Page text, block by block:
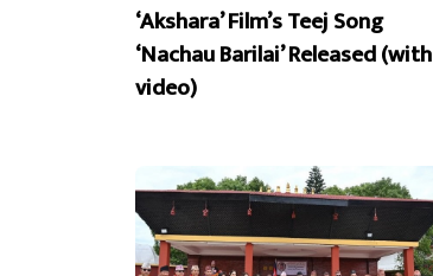
‘Akshara’ Film’s Teej Song
‘Nachau Barilai’ Released (with
video)